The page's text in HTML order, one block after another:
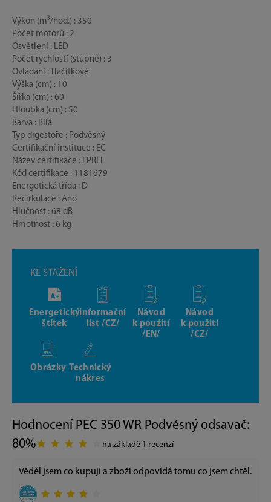
Výkon (m³/hod.) : 350
Počet motorů : 2
Osvětlení : LED
Počet rychlostí (stupně) : 3
Ovládání : Tlačítkové
Výška (cm) : 10
Šířka (cm) : 60
Hloubka (cm) : 50
Barva : Bílá
Typ digestoře : Podvěsný
Certifikační instituce : EC
Název certifikace : EPREL
Kód certifikace : 1181679
Energetická třída : D
Recirkulace : Ano
Hlučnost : 68 dB
Hmotnost : 6 kg
KE STAŽENÍ
Energetický
štítek
Informační
list /CZ/
Návod
k použití
/EN/
Návod
k použití
/CZ/
Obrázky Technický
nákres
Hodnocení PEC 350 WR Podvěsný odsavač:
80%
na základě 1 recenzí
Věděl jsem co kupuji a zboží odpovídá tomu co jsem chtěl.